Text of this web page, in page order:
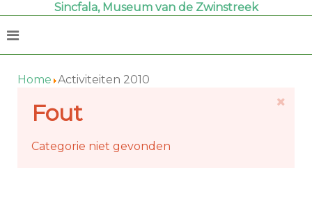
Sincfala, Museum van de Zwinstreek
Home Activiteiten 2010
Fout
Categorie niet gevonden